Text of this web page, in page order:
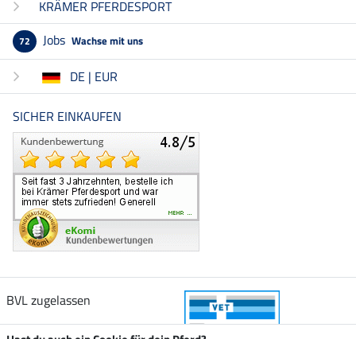
KRÄMER PFERDESPORT
72 Jobs Wachse mit uns
DE | EUR
SICHER EINKAUFEN
BVL zugelassen